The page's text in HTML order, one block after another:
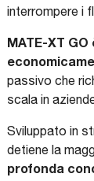
interrompere i
MATE-XT
passivo che
scala in
Sviluppato in
detiene la
profonda